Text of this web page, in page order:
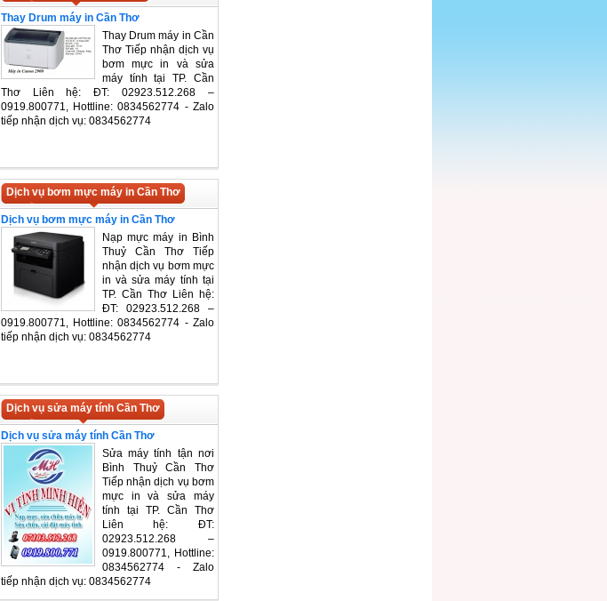
Thay Drum máy in Cần Thơ
Thay Drum máy in Cần
Thơ Tiếp nhận dịch vụ
bơm mực in và sửa
máy tính tại TP. Cần
Thơ Liên hệ: ĐT: 02923.512.268 –
0919.800771, Hottline: 0834562774 - Zalo
tiếp nhận dịch vụ: 0834562774
Dịch vụ bơm mực máy in Cần Thơ
Dịch vụ bơm mực máy in Cần Thơ
Nạp mực máy in Bình
Thuỷ Cần Thơ Tiếp
nhận dịch vụ bơm mực
in và sửa máy tính tại
TP. Cần Thơ Liên hệ:
ĐT: 02923.512.268 –
0919.800771, Hottline: 0834562774 - Zalo
tiếp nhận dịch vụ: 0834562774
Dịch vụ sửa máy tính Cần Thơ
Dịch vụ sửa máy tính Cần Thơ
Sửa máy tính tận nơi
Bình Thuỷ Cần Thơ
Tiếp nhận dịch vụ bơm
mực in và sửa máy
tính tại TP. Cần Thơ
Liên hệ: ĐT:
02923.512.268 –
0919.800771, Hottline:
0834562774 - Zalo
tiếp nhận dịch vụ: 0834562774